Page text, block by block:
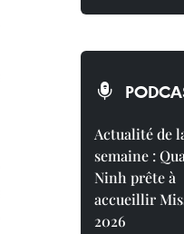
Actualité de
semaine :
Ninh prête à
accueillir
2026